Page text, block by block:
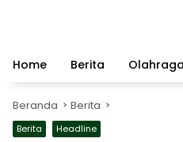
Home
Berita Olahraga
Beranda Berita
Berita Headline